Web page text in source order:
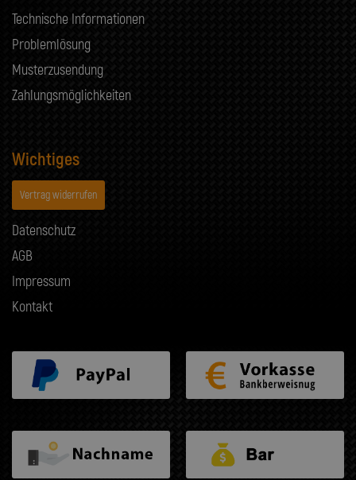
Technische Informationen
Problemlösung
Musterzusendung
Zahlungsmöglichkeiten
Wichtiges
Vertrag widerrufen
Datenschutz
AGB
Impressum
Kontakt